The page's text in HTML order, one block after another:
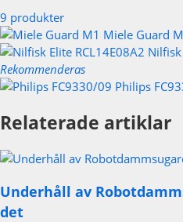
9 produkter
Miele Guard
Nilfisk
Rekommenderas
Philips
Relaterade artiklar
Underhåll av
det